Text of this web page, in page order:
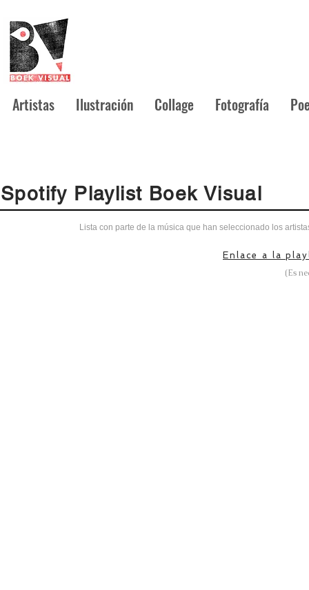
Artistas Ilustración Collage Fotografía
Spotify Playlist Boek Visual
Lista con parte de la música que han seleccionado los
Enlace a la
(Es